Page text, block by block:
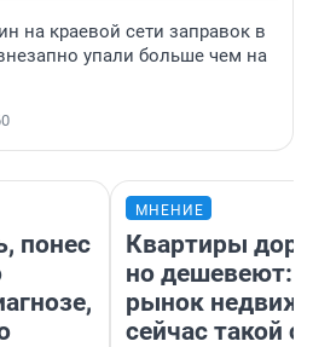
на краевой сети заправок в
упали больше чем на
понес
МНЕНИЕ
Квартиры
но дешевеют:
рынок
сейчас такой